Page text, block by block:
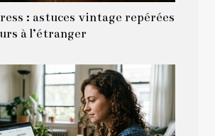
: astuces vintage repérées
à l’étranger